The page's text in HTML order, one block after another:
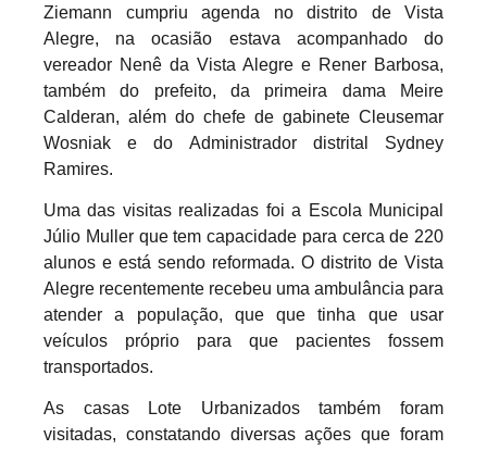
Ziemann cumpriu agenda no distrito de Vista
Alegre, na ocasião estava acompanhado do
vereador Nenê da Vista Alegre e Rener Barbosa,
também do prefeito, da primeira dama Meire
Calderan, além do chefe de gabinete Cleusemar
Wosniak e do Administrador distrital Sydney
Ramires.
Uma das visitas realizadas foi a Escola Municipal
Júlio Muller que tem capacidade para cerca de 220
alunos e está sendo reformada. O distrito de Vista
Alegre recentemente recebeu uma ambulância para
atender a população, que que tinha que usar
veículos próprio para que pacientes fossem
transportados.
As casas Lote Urbanizados também foram
visitadas, constatando diversas ações que foram